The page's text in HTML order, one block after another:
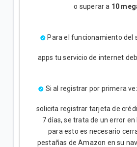
o superar a 10
Para el funcionamiento del
apps tu servicio de internet
Si al registrar por primera
solicita registrar tarjeta de
7 días, se trata de un error en
para esto es necesario
pestañas de Amazon en su